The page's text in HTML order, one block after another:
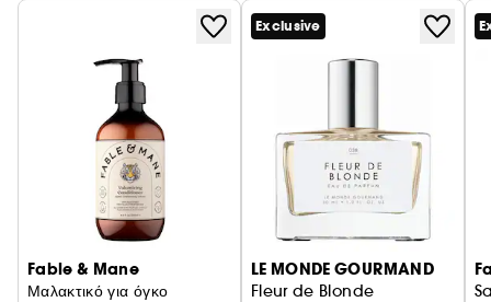
Fable & Mane
Μαλακτικό για όγκο
Exclusive
LE MONDE GOURMAND
Fleur de Blonde